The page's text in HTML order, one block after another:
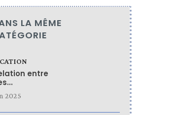
LA MÊME
entre
2025